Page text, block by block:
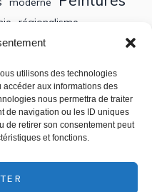
utilisons des technologies
aux informations des
nous permettra de traiter
de navigation ou les ID uniques
de retirer son consentement peut
et fonctions.
régionalisme
XIXe siècle